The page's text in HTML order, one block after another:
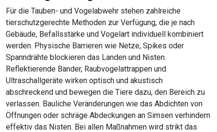
Für die Tauben- und Vogelabwehr stehen zahlreiche
tierschutzgerechte Methoden zur Verfügung, die je nach
Gebäude, Befallsstärke und Vogelart individuell kombiniert
werden. Physische Barrieren wie Netze, Spikes oder
Spanndrähte blockieren das Landen und Nisten.
Reflektierende Bänder, Raubvogelattrappen und
Ultraschallgeräte wirken optisch und akustisch
abschreckend und bewegen die Tiere dazu, den Bereich zu
verlassen. Bauliche Veränderungen wie das Abdichten von
Öffnungen oder schräge Abdeckungen an Simsen verhindern
effektiv das Nisten. Bei allen Maßnahmen wird strikt das